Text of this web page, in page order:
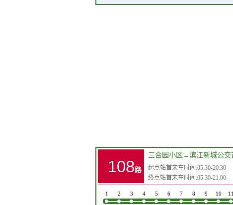
108路
三合园小区 →滨江新城公交
起点站首末车时间:05:30-20:30
终点站首末车时间:05:30-21:00
1 2 3 4 5 6 7 8 9 10 11